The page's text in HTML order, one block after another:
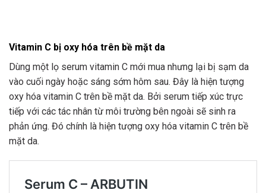
Vitamin C bị oxy hóa trên bề mặt da
Dùng một lọ serum vitamin C mới mua nhưng lại bị sạm da
vào cuối ngày hoặc sáng sớm hôm sau. Đây là hiện tượng
oxy hóa vitamin C trên bề mặt da. Bởi serum tiếp xúc trực
tiếp với các tác nhân từ môi trường bên ngoài sẽ sinh ra
phản ứng. Đó chính là hiện tượng oxy hóa vitamin C trên bề
mặt da.